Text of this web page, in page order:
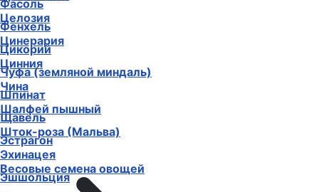
Целозия
Цинерария
Цинния
Чина
Шалфей пышный
Шток-роза (Мальва)
Эхинацея
Эшшольция
Фасоль
Фенхель
Цикорий
Чуфа (земляной миндаль)
Шпинат
Щавель
Эстрагон
Весовые семена овощей